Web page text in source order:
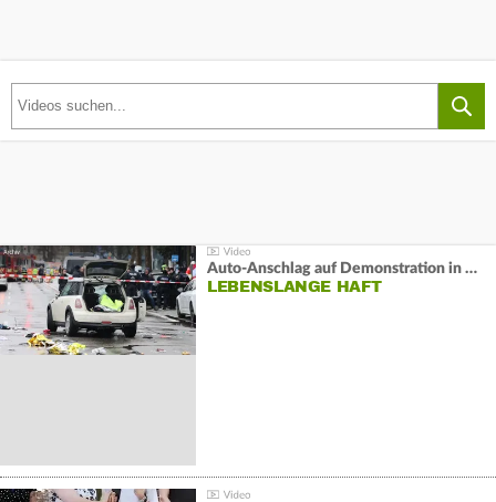
Auto-Anschlag auf Demonstration in München:
LEBENSLANGE HAFT